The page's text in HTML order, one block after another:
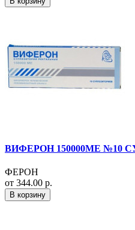
ВИФЕРОН 150000МЕ №10
ФЕРОН
от 344.00 р.
В корзину